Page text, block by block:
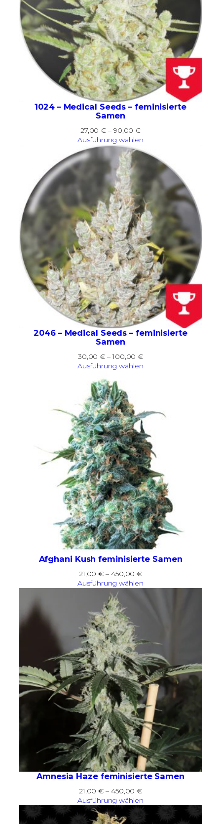
1024 – Medical Seeds – feminisierte
Samen
27,00€ – 90,00€Preisspanne:
27,00 €
bis
90,00 €
Ausführung wählen
2046 – Medical Seeds – feminisierte
Samen
30,00€ –100,00€Preisspanne:
30,00 €
Ausführung wählen
Afghani Kush feminisierte Samen
21,00€ – 450,00€Preisspanne:
21,00 €
Ausführung wählen
Amnesia Haze feminisierte Samen
21,00€ – 450,00€Preisspanne:
21,00 €
bis
450,00 €
Ausführung wählen